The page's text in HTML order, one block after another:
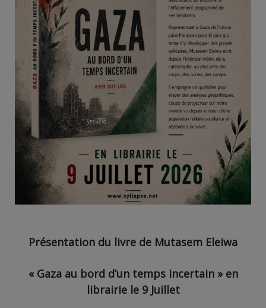
Présentation du livre de Mutasem Eleiwa
« Gaza au bord d’un temps incertain » en
librairie le 9 Juillet